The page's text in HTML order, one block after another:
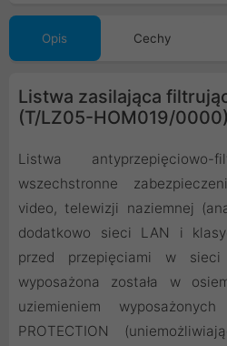
Opis Cechy
Listwa zasilająca
(T/LZ05-HOM019/0000)
Listwa
wszechstronne
video, telewizji naziemnej
dodatkowo sieci LAN i
przed przepięciami w sieci
wyposażona została w
uziemieniem
PROTECTION